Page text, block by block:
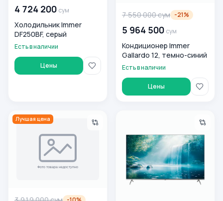
4 724 200 сум
Холодильник Immer
DF250BF, серый
Есть в наличии
Цены
7 550 000сум -21%
5 964 500 сум
Кондиционер Immer
Gallardo 12, темно-синий
Есть в наличии
Цены
Стиральная машина Immer M801W 8 Кг
Лучшая цена